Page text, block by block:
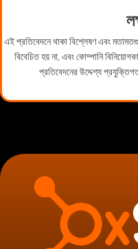
এই প্রতিবেদনে থাকা বিশ্লেষণ এবং
বিবেচিত হয় না, এবং কোম্পানি
প্রতিবেদনের উদ্দেশ্য